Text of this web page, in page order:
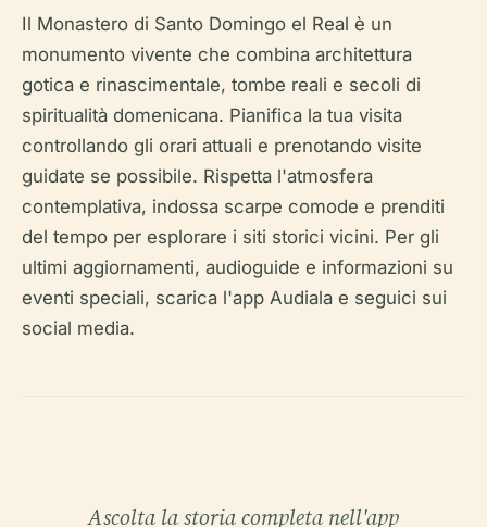
Il Monastero di Santo Domingo el Real è un
monumento vivente che combina architettura
gotica e rinascimentale, tombe reali e secoli di
spiritualità domenicana. Pianifica la tua visita
controllando gli orari attuali e prenotando visite
guidate se possibile. Rispetta l'atmosfera
contemplativa, indossa scarpe comode e prenditi
del tempo per esplorare i siti storici vicini. Per gli
ultimi aggiornamenti, audioguide e informazioni su
eventi speciali, scarica l'app Audiala e seguici sui
social media.
Ascolta la storia completa nell'app